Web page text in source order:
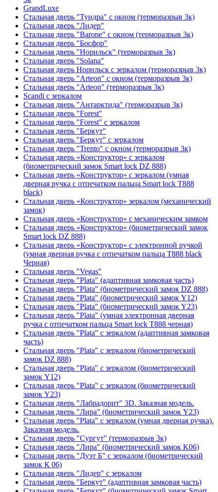
GrandLuxe
Стальная дверь "Тундра" с окном (терморазрыв 3к)
Стальная дверь "Лидер"
Стальная дверь "Barone" с окном (терморазрыв 3к)
Стальная дверь "Босфор"
Стальная дверь "Норильск" (терморазрыв 3к)
Стальная дверь "Solana"
Стальная дверь Норильск с зеркалом (терморазрыв 3к)
Стальная дверь "Arteon" с окном (терморазрыв 3к)
Стальная дверь "Arteon" (терморазрыв 3к)
Scandi с зеркалом
Стальная дверь "Антарктида" (терморазрыв 3к)
Стальная дверь "Forest"
Стальная дверь "Forest" с зеркалом
Стальная дверь "Беркут"
Стальная дверь "Беркут" с зеркалом
Стальная дверь "Trento" с окном (терморазрыв 3к)
Стальная дверь «Конструктор» с зеркалом
(биометрический замок Smart lock DZ 888)
Стальная дверь «Конструктор» с зеркалом (умная
дверная ручка с отпечатком пальца Smart lock T888
black)
Стальная дверь «Конструктор» зеркалом (механический
замок)
Стальная дверь «Конструктор» с механическим замком
Стальная дверь «Конструктор» (биометрический замок
Smart lock DZ 888)
Стальная дверь «Конструктор» с электронной ручкой
(умная дверная ручка с отпечатком пальца T888 black
Черная)
Стальная дверь "Vegas"
Стальная дверь "Plata" (адаптивная замковая часть)
Стальная дверь "Plata" (биометрический замок DZ 888)
Стальная дверь "Plata" (биометрический замок Y12)
Стальная дверь "Plata" (биометрический замок Y23)
Стальная дверь "Plata" (умная электронная дверная
ручка с отпечатком пальца Smart lock T888 черная)
Стальная дверь "Plata" с зеркалом (адаптивная замковая
часть)
Стальная дверь "Plata" с зеркалом (биометрический
замок DZ 888)
Стальная дверь "Plata" с зеркалом (биометрический
замок Y12)
Стальная дверь "Plata" с зеркалом (биометрический
замок Y23)
Стальная дверь "Лабрадорит" 3D. Заказная модель.
Стальная дверь "Лира" (биометрический замок Y23)
Стальная дверь "Plata" с зеркалом (умная дверная ручка).
Заказная модель.
Стальная дверь "Сургут" (терморазрыв 3к)
Стальная дверь "Лира" (биометрический замок K06)
Стальная дверь "Дуэт Б" с зеркалом (биометрический
замок К 06)
Стальная дверь "Лидер" с зеркалом
Стальная дверь "Беркут" (адаптивная замковая часть)